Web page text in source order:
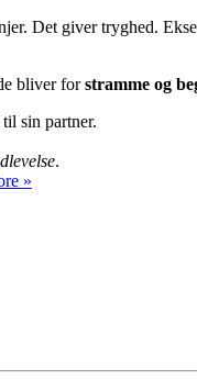
Det giver tryghed.
bliver forstramme og
til sin partner.
.
»